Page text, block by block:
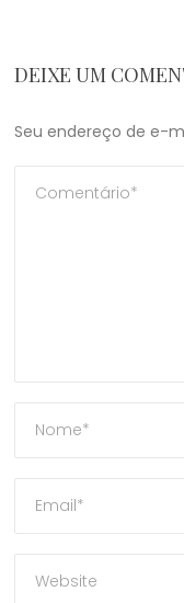
DEIXE UM
Seu endereço de e-